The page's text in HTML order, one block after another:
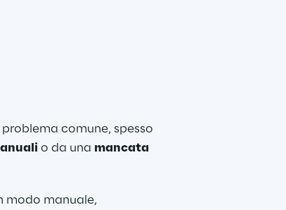
comune, spesso
o da una mancata
modo manuale,